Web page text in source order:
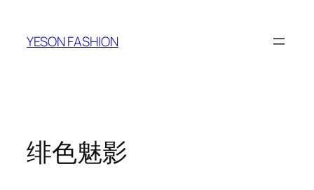
YESON FASHION
绯色魅影